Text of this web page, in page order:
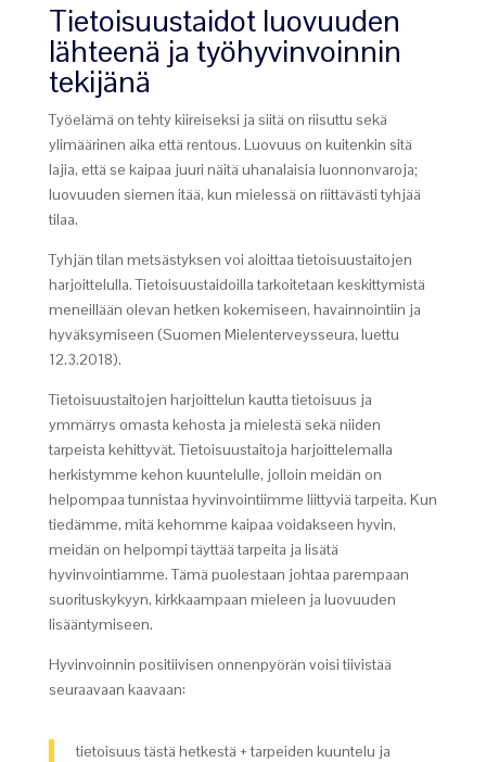
Tietoisuustaidot luovuuden
lähteenä ja työhyvinvoinnin
tekijänä
Työelämä on tehty kiireiseksi ja siitä on riisuttu sekä
ylimäärinen aika että rentous. Luovuus on kuitenkin sitä
lajia, että se kaipaa juuri näitä uhanalaisia luonnonvaroja;
luovuuden siemen itää, kun mielessä on riittävästi tyhjää
tilaa.
Tyhjän tilan metsästyksen voi aloittaa tietoisuustaitojen
harjoittelulla. Tietoisuustaidoilla tarkoitetaan keskittymistä
meneillään olevan hetken kokemiseen, havainnointiin ja
hyväksymiseen (Suomen Mielenterveysseura, luettu
12.3.2018).
Tietoisuustaitojen harjoittelun kautta tietoisuus ja
ymmärrys omasta kehosta ja mielestä sekä niiden
tarpeista kehittyvät. Tietoisuustaitoja harjoittelemalla
herkistymme kehon kuuntelulle, jolloin meidän on
helpompaa tunnistaa hyvinvointiimme liittyviä tarpeita. Kun
tiedämme, mitä kehomme kaipaa voidakseen hyvin,
meidän on helpompi täyttää tarpeita ja lisätä
hyvinvointiamme. Tämä puolestaan johtaa parempaan
suorituskykyyn, kirkkaampaan mieleen ja luovuuden
lisääntymiseen.
Hyvinvoinnin positiivisen onnenpyörän voisi tiivistää
seuraavaan kaavaan:
tietoisuus tästä hetkestä + tarpeiden kuuntelu ja